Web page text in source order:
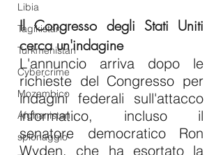
Libia
Tagikistan
Turkmenistan
Cybercrime
Mozambico
Afghanistan
spionaggio
Il Congresso degli Stati Uniti
cerca un'indagine
L'annuncio arriva dopo le
richieste del Congresso per
indagini federali sull'attacco
informatico, incluso il
senatore democratico Ron
Wyden, che ha esortato la